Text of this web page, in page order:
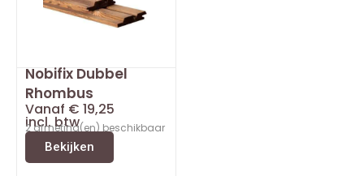
Nobifix Dubbel
Rhombus
Vanaf € 19,25
incl. btw
2 afmeting(en) beschikbaar
Bekijken